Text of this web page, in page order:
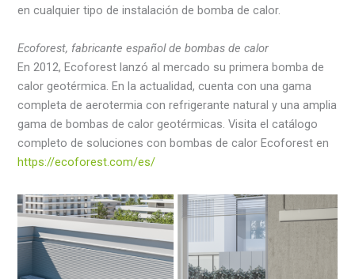
en cualquier tipo de instalación de bomba de calor.
Ecoforest, fabricante español de bombas de calor
En 2012, Ecoforest lanzó al mercado su primera bomba de
calor geotérmica. En la actualidad, cuenta con una gama
completa de aerotermia con refrigerante natural y una amplia
gama de bombas de calor geotérmicas. Visita el catálogo
completo de soluciones con bombas de calor Ecoforest en
https://ecoforest.com/es/